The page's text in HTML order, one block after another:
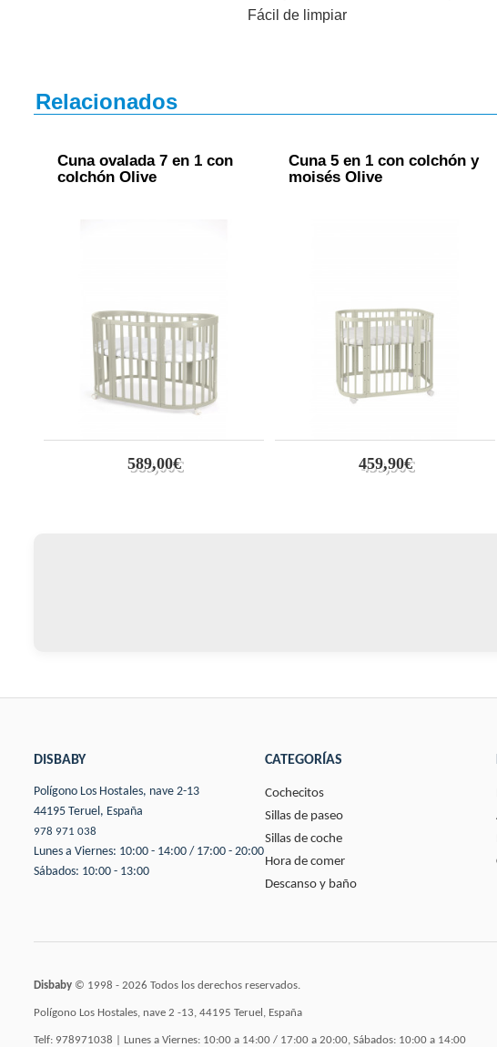
Fácil de limpiar
Relacionados
Cuna ovalada 7 en 1 con
colchón Olive
589,00€
Cuna 5 en 1 con colchón y
moisés Olive
459,90€
DISBABY
Polígono Los Hostales, nave 2-13
44195 Teruel, España
978 971 038
Lunes a Viernes: 10:00 - 14:00 / 17:00 - 20:00
Sábados: 10:00 - 13:00
CATEGORÍAS
Cochecitos
Sillas de paseo
Sillas de coche
Hora de comer
Descanso y baño
Disbaby © 1998 - 2026 Todos los derechos reservados.
Polígono Los Hostales, nave 2 -13, 44195 Teruel, España
Telf: 978971038 | Lunes a Viernes: 10:00 a 14:00 / 17:00 a 20:00, Sábados: 10:00 a 14:00